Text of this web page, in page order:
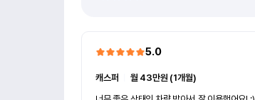
5.0
캐스퍼
월 43만원 (1개월)